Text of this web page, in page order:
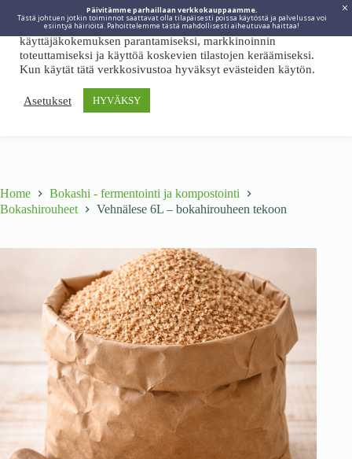
Päivitämme parhaillaan verkkokauppaamme.
Tästä johtuen jotkin toiminnot saattavat olla tilapäisesti poissa käytöstä ja palvelussa voi
esiintyä häiriöitä. Pahoittelemme tästä mahdollisesti aiheutuvaa haittaa!
Home
Bokashi - fermentointi ja kompostointi
Bokashirouheet
Vehnälese 6L – bokahirouheen tekoon
Viidakkotohtori.fi käyttää internetpalveluissaan evästeitä
käyttäjäkokemuksen parantamiseksi, markkinoinnin
toteuttamiseksi ja käyttöä koskevien tilastojen keräämiseksi.
Kun käytät tätä verkkosivustoa hyväksyt evästeiden käytön.
Asetukset HYVÄKSY